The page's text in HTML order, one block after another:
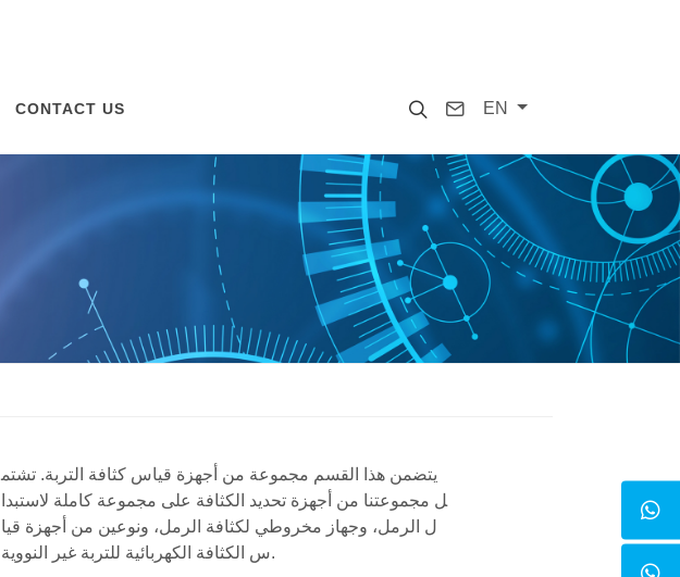
SearchContact
EN
CONTACT US
يتضمن هذا القسم مجموعة من أجهزة قياس كثافة التربة. تشتم
ل مجموعتنا من أجهزة تحديد الكثافة على مجموعة كاملة لاستبدا
ل الرمل، وجهاز مخروطي لكثافة الرمل، ونوعين من أجهزة قيا
س الكثافة الكهربائية للتربة غير النووية.